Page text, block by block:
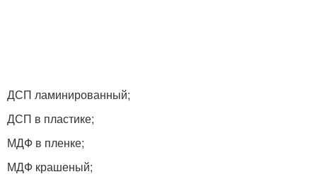
ДСП ламинированный;
ДСП в пластике;
МДФ в пленке;
МДФ крашеный;